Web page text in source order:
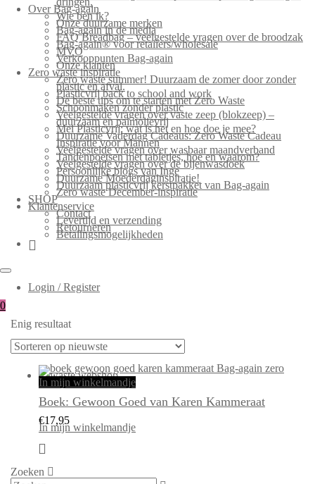
Over Bag-again
Wie ben ik?
Onze duurzame merken
Bag-again in de media
FAQ Breadbag – veelgestelde vragen over de broodzak
Bag-again® voor retailers/wholesale
MVO
Verkooppunten Bag-again
Onze klanten
Zero waste inspiratie
Zero waste summer! Duurzaam de zomer door zonder
plastic en afval.
Plasticvrij back to school and work
De beste tips om te starten met Zero Waste
Schoonmaken zonder plastic
Veelgestelde vragen over vaste zeep (blokzeep) –
duurzaam en palmolievrij
Mei Plasticvrij: wat is het en hoe doe je mee?
Duurzame Vaderdag Cadeaus: Zero Waste Cadeau
Inspiratie voor Mannen
Veelgestelde vragen over wasbaar maandverband
Tandenpoetsen met tabletjes, hoe en waarom?
Veelgestelde vragen over de bijenwasdoek
Persoonlijke blogs van Inge
Duurzame Moederdaginspiratie!
Duurzaam plasticvrij kerstpakket van Bag-again
Zero waste December-inspiratie
SHOP
Klantenservice
Contact
Levertijd en verzending
Retourneren
Betalingsmogelijkheden
Login / Register
0
Enig resultaat
In mijn winkelmandje
Boek: Gewoon Goed van Karen Kammeraat
€17,95
In mijn winkelmandje
Zoeken